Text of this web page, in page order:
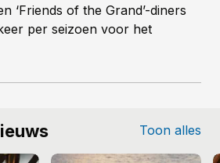
‘Friends of the Grand’-diners
per seizoen voor het
Toon alles